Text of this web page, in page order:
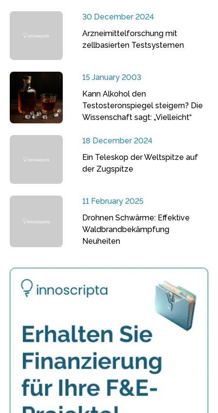
30 December 2024
Arzneimittelforschung mit
zellbasierten Testsystemen
15 January 2003
Kann Alkohol den
Testosteronspiegel steigern? Die
Wissenschaft sagt: „Vielleicht“
18 December 2024
Ein Teleskop der Weltspitze auf
der Zugspitze
11 February 2025
Drohnen Schwärme: Effektive
Waldbrandbekämpfung
Neuheiten